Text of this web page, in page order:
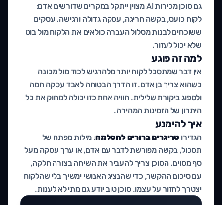
גם סוכן מכירות AI מצוין ייתקל במקרים שדורשים אדם:
לקוח כועס, בקשה חריגה, עסקה גדולה ורגישה. עסקים
ששוכחים לבנות מסלול העברה כולאים את הלקוח מול בוט
שלא יכול לעזור.
למה זה פוגע
אין דבר שמתסכל לקוח יותר מלהרגיש לכוד מול מכונה
כשהוא צריך בן אדם. זו הדרך הבטוחה לאבד עסקה חמה
ולספוג ביקורת שלילית. חוויה אחת כזו יכולה למחוק את כל
היתרון של הזמינות המהירה.
איך להימנע
הגדירו טריגרים ברורים להסלמה: מילות מפתח של
תסכול, בקשה מפורשת לדבר עם אדם, או ערך עסקה מעל
סף מסוים. הסוכן צריך להעביר את השיחה בצורה חלקה,
עם סיכום ההקשר, כדי שהנציג האנושי ימשיך בלי שהלקוח
יצטרך לחזור על עצמו. סוכן טוב יודע גם מתי לא לענות.